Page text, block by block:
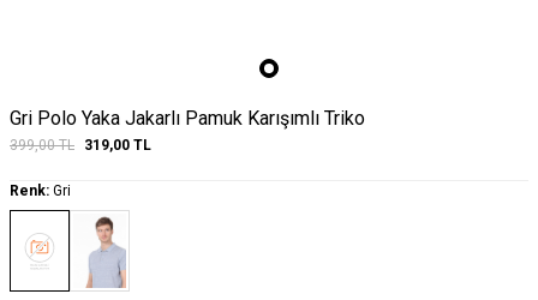
Gri Polo Yaka Jakarlı Pamuk Karışımlı Triko
399,00TL 319,00 TL
Renk: Gri